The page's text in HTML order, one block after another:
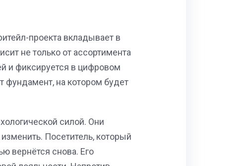
проекта вкладывает в
не только от ассортимента
и фиксируется в цифровом
фундамент, на котором будет
силой. Они
Посетитель, который
вернётся снова. Его